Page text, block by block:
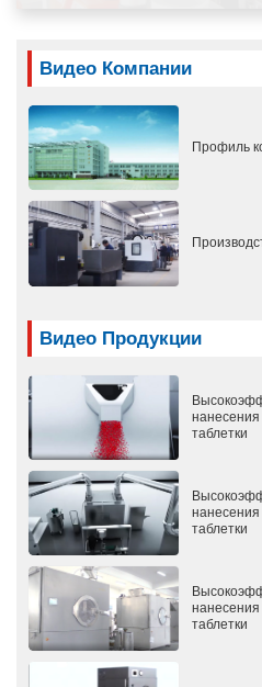
Видео Компании
Профиль
Видео Продукции
таблетки
таблетки
таблетки